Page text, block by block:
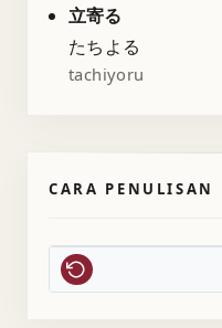
立寄る
たちよる
tachiyoru
CARA PENULISAN